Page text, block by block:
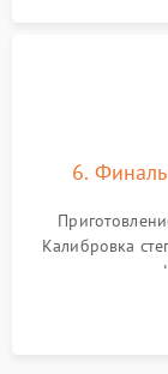
6.
Калибровка
плотности
качества